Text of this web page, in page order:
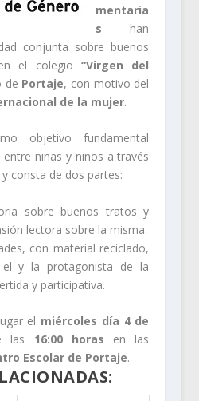
mentaria
s han
conjunta sobre buenos
el colegio“Virgen del
de Portaje, con motivo del
de la mujer.
objetivo fundamental
niñas y niños a través
consta de dos partes:
sobre buenos tratos y
lectora sobre la misma.
con material reciclado,
el y la protagonista de la
y participativa.
el miércoles día 4 de
las 16:00 horas en las
Escolar de Portaje.